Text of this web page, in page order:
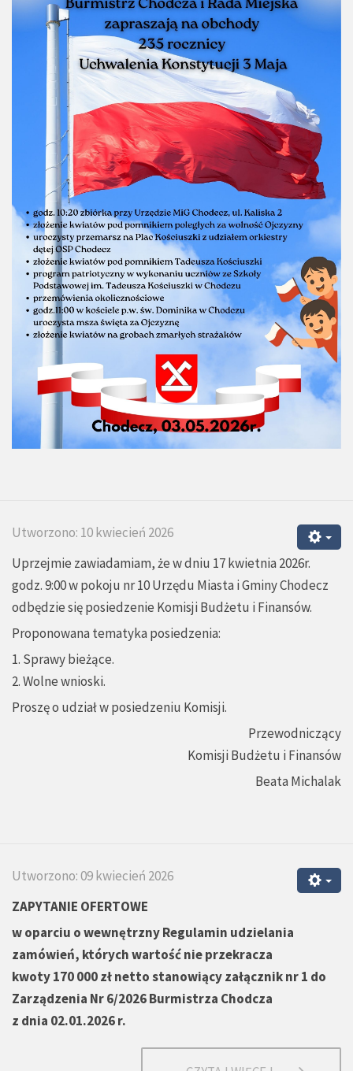
Utworzono: 10 kwiecień 2026
Uprzejmie zawiadamiam, że w dniu 17 kwietnia 2026r.
godz. 9:00 w pokoju nr 10 Urzędu Miasta i Gminy Chodecz
odbędzie się posiedzenie Komisji Budżetu i Finansów.
Proponowana tematyka posiedzenia:
1. Sprawy bieżące.
2. Wolne wnioski.
Proszę o udział w posiedzeniu Komisji.
Przewodniczący
Komisji Budżetu i Finansów
Beata Michalak
Utworzono: 09 kwiecień 2026
ZAPYTANIE OFERTOWE
w oparciu o wewnętrznyRegulamin udzielania
zamówień, których wartość nie przekracza
kwoty 170 000 zł netto stanowiący załącznik nr 1 do
Zarządzenia Nr 6/2026 Burmistrza Chodcza
z dnia 02.01.2026 r.